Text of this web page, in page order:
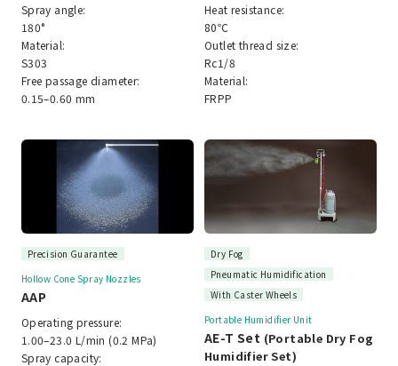
Spray angle:
180°
Material:
S303
Free passage diameter:
0.15–0.60 mm
Heat resistance:
80℃
Outlet thread size:
Rc1/8
Material:
FRPP
Precision Guarantee
Hollow Cone Spray Nozzles
AAP
Operating pressure:
1.00–23.0 L/min (0.2 MPa)
Spray capacity:
Dry Fog
Pneumatic Humidification
With Caster Wheels
Portable Humidifier Unit
AE-T Set (Portable Dry Fog
Humidifier Set)